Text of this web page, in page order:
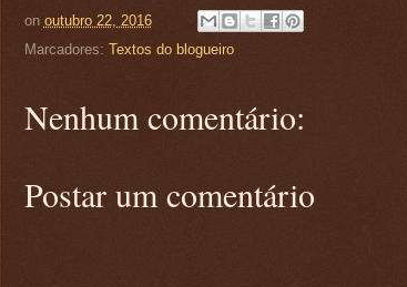
on outubro 22, 2016
Marcadores: Textos do blogueiro
Nenhum comentário:
Postar um comentário